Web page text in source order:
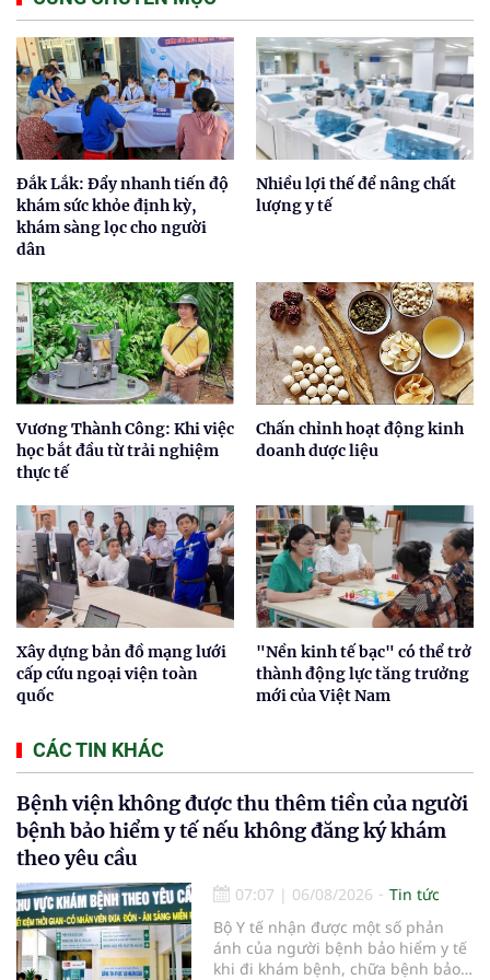
Đắk Lắk: Đẩy nhanh tiến độ
khám sức khỏe định kỳ,
khám sàng lọc cho người
dân
Nhiều lợi thế để nâng chất
lượng y tế
Vương Thành Công: Khi việc
học bắt đầu từ trải nghiệm
thực tế
Chấn chỉnh hoạt động kinh
doanh dược liệu
Xây dựng bản đồ mạng lưới
cấp cứu ngoại viện toàn
quốc
"Nền kinh tế bạc" có thể trở
thành động lực tăng trưởng
mới của Việt Nam
CÁC TIN KHÁC
Bệnh viện không được thu thêm tiền của người
bệnh bảo hiểm y tế nếu không đăng ký khám
theo yêu cầu
07:07 | 06/08/2026
Tin tức
Bộ Y tế nhận được một số phản
ánh của người bệnh bảo hiểm y tế
khi đi khám bệnh, chữa bệnh bảo